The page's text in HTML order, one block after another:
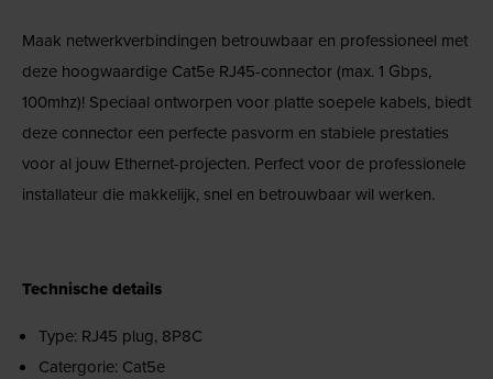
Maak netwerkverbindingen betrouwbaar en professioneel met
deze hoogwaardige Cat5e RJ45-connector (max. 1 Gbps,
100mhz)! Speciaal ontworpen voor platte soepele kabels, biedt
deze connector een perfecte pasvorm en stabiele prestaties
voor al jouw Ethernet-projecten. Perfect voor de professionele
installateur die makkelijk, snel en betrouwbaar wil werken.
Technische details
Type: RJ45 plug, 8P8C
Catergorie: Cat5e